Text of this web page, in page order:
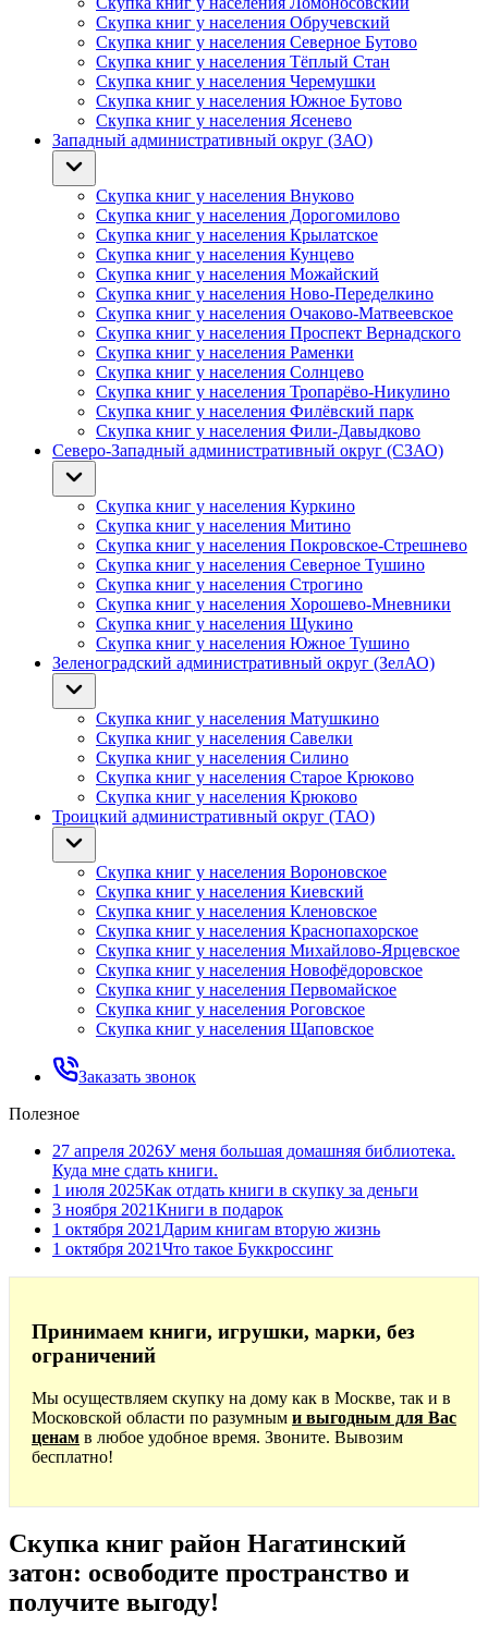
Скупка книг у населения Обручевский
Скупка книг у населения Северное Бутово
Скупка книг у населения Тёплый Стан
Скупка книг у населения Черемушки
Скупка книг у населения Южное Бутово
Скупка книг у населения Ясенево
Западный административный округ (ЗАО)
Скупка книг у населения Внуково
Скупка книг у населения Дорогомилово
Скупка книг у населения Крылатское
Скупка книг у населения Кунцево
Скупка книг у населения Можайский
Скупка книг у населения Ново-Переделкино
Скупка книг у населения Очаково-Матвеевское
Скупка книг у населения Проспект Вернадского
Скупка книг у населения Раменки
Скупка книг у населения Солнцево
Скупка книг у населения Тропарёво-Никулино
Скупка книг у населения Филёвский парк
Скупка книг у населения Фили-Давыдково
Северо-Западный административный округ (СЗАО)
Скупка книг у населения Куркино
Скупка книг у населения Митино
Скупка книг у населения Покровское-Стрешнево
Скупка книг у населения Северное Тушино
Скупка книг у населения Строгино
Скупка книг у населения Хорошево-Мневники
Скупка книг у населения Щукино
Скупка книг у населения Южное Тушино
Зеленоградский административный округ (ЗелАО)
Скупка книг у населения Матушкино
Скупка книг у населения Савелки
Скупка книг у населения Силино
Скупка книг у населения Старое Крюково
Скупка книг у населения Крюково
Троицкий административный округ (ТАО)
Скупка книг у населения Вороновское
Скупка книг у населения Киевский
Скупка книг у населения Кленовское
Скупка книг у населения Краснопахорское
Скупка книг у населения Михайлово-Ярцевское
Скупка книг у населения Новофёдоровское
Скупка книг у населения Первомайское
Скупка книг у населения Роговское
Скупка книг у населения Щаповское
Заказать звонок
Полезное
27 апреля 2026У меня большая домашняя библиотека.
Куда мне сдать книги.
1 июля 2025Как отдать книги в скупку за деньги
3 ноября 2021Книги в подарок
1 октября 2021 Дарим книгам вторую жизнь
1 октября 2021Что такое Буккроссинг
Принимаем книги, игрушки, марки, без
ограничений
Мы осуществляем скупку на дому как в Москве, так и в
Московской области по разумным и выгодным для Вас
ценам в любое удобное время. Звоните. Вывозим
бесплатно!
Скупка книг район Нагатинский
затон: освободите пространство и
получите выгоду!